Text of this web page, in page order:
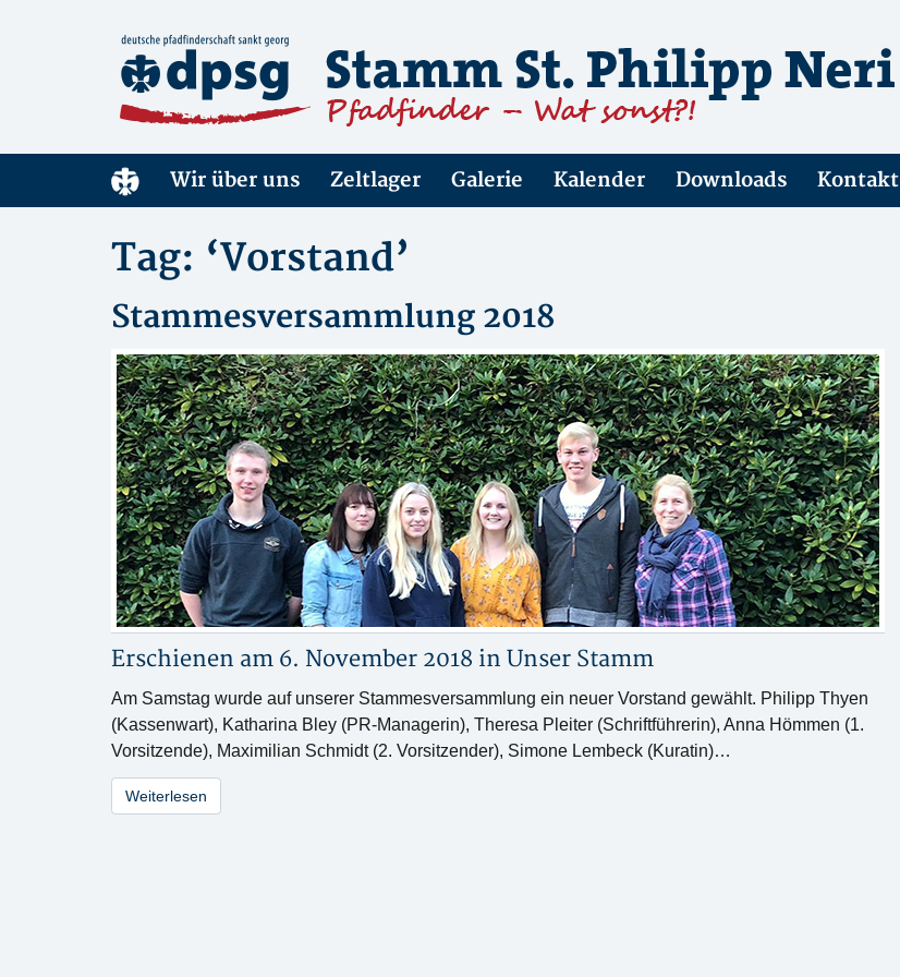
Wir über uns Zeltlager Galerie Kalender Downloads Kontakt
Tag: ‘Vorstand’
Stammesversammlung 2018
Erschienen am 6. November 2018 in Unser Stamm
Am Samstag wurde auf unserer Stammesversammlung ein neuer Vorstand gewählt. Philipp Thyen
(Kassenwart), Katharina Bley (PR-Managerin), Theresa Pleiter (Schriftführerin), Anna Hömmen (1.
Vorsitzende), Maximilian Schmidt (2. Vorsitzender), Simone Lembeck (Kuratin)…
Weiterlesen